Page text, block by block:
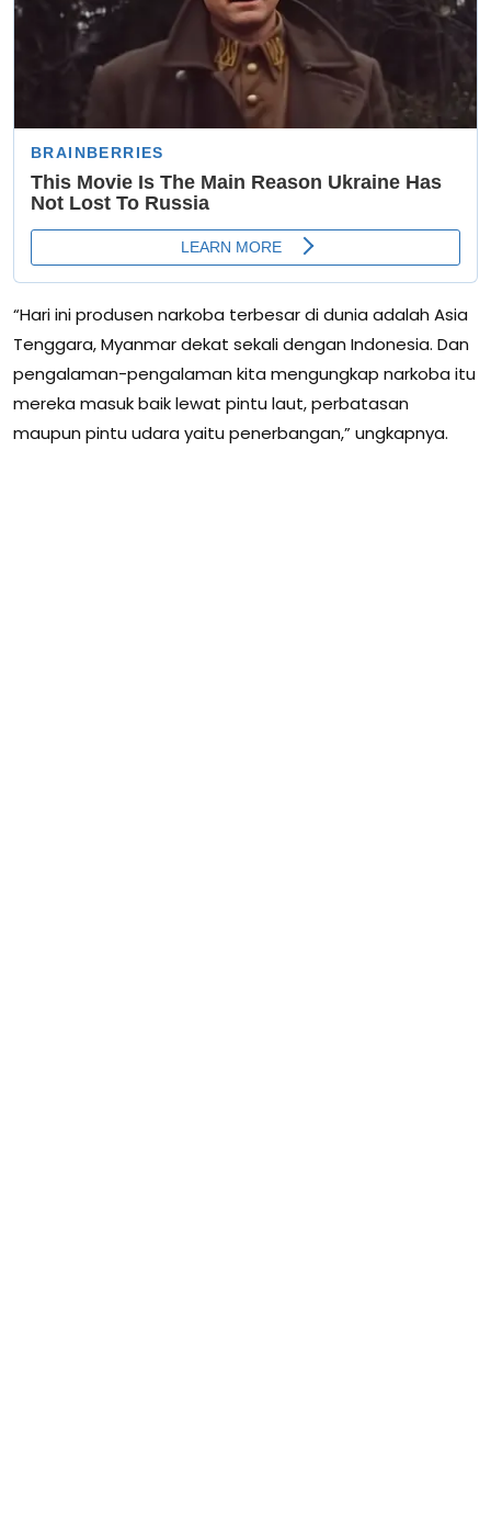
“Hari ini produsen narkoba terbesar di dunia adalah Asia
Tenggara, Myanmar dekat sekali dengan Indonesia. Dan
pengalaman-pengalaman kita mengungkap narkoba itu
mereka masuk baik lewat pintu laut, perbatasan
maupun pintu udara yaitu penerbangan,” ungkapnya.